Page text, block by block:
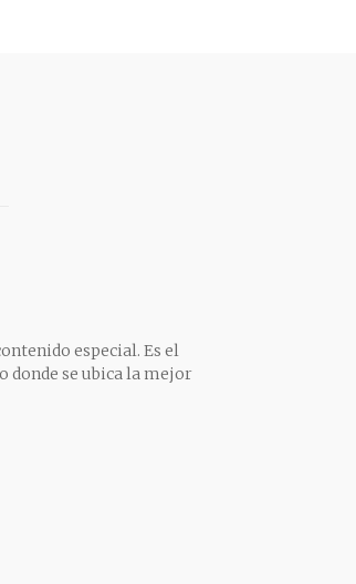
especial. Es el
donde se ubica la mejor